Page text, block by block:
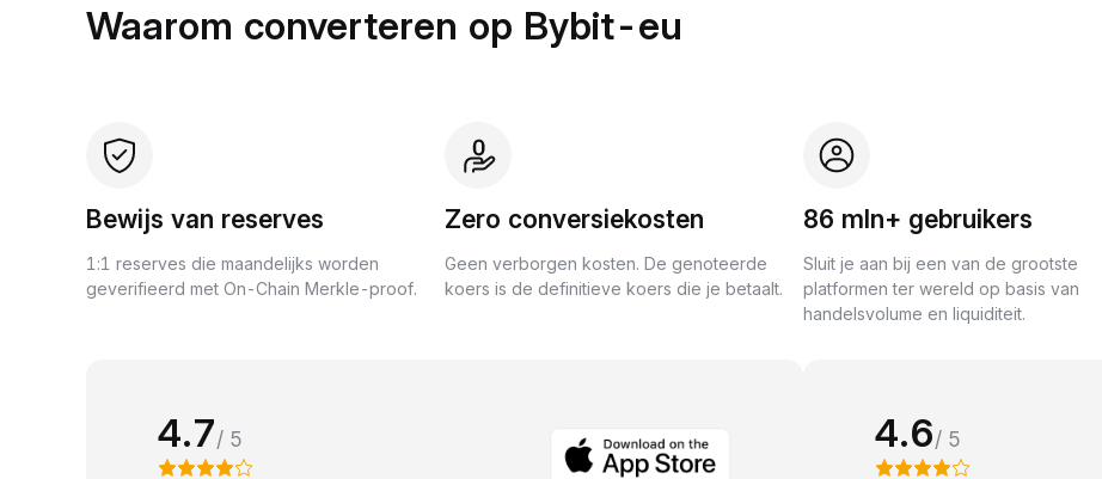
Waarom converteren op Bybit-eu
Bewijs van reserves
1:1 reserves die maandelijks worden
geverifieerd met On-Chain Merkle-proof.
Zero conversiekosten
Geen verborgen kosten. De genoteerde
koers is de definitieve koers die je betaalt.
86 mln+ gebruikers
Sluit je aan bij een van de grootste
platformen ter wereld op basis van
handelsvolume en liquiditeit.
4.7/ 5 4.6/ 5